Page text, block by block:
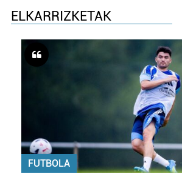
ELKARRIZKETAK
FUTBOLA